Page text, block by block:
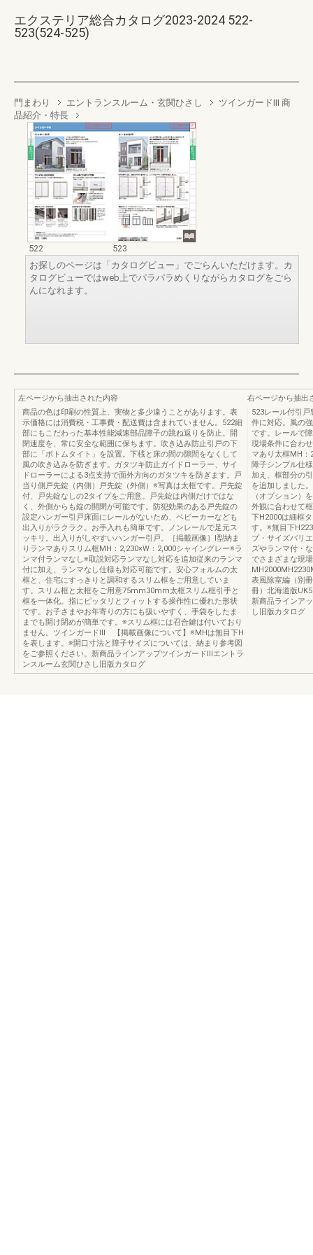
エクステリア総合カタログ2023-2024 522-
523(524-525)
門まわり エントランスルーム・玄関ひさし
ツインガードIII 商
品紹介・特長
522
523
お探しのページは「カタログビュー」でごらんいただけます。カ
タログビューではweb上でパラパラめくりながらカタログをごら
んになれます。
左ページから抽出された内容
商品の色は印刷の性質上、実物と多少違うことがあります。表
示価格には消費税・工事費・配送費は含まれていません。522細
部にもこだわった基本性能減速部品障子の跳ね返りを防止。開
閉速度を、常に安全な範囲に保ちます。吹き込み防止引戸の下
部に「ボトムタイト」を設置。下桟と床の間の隙間をなくして
風の吹き込みを防ぎます。ガタツキ防止ガイドローラー、サイ
ドローラーによる3点支持で面外方向のガタツキを防ぎます。戸
当り側戸先錠（内側）戸先錠（外側）※写真は太框です。戸先錠
付、戸先錠なしの2タイプをご用意。戸先錠は内側だけではな
く、外側からも錠の開閉が可能です。防犯効果のある戸先錠の
設定ハンガー引戸床面にレールがないため、ベビーカーなども
出入りがラクラク。お手入れも簡単です。ノンレールで足元ス
ッキリ。出入りがしやすいハンガー引戸。［掲載画像］Ⅰ型納ま
りランマありスリム框MH：2,230×W：2,000シャイングレー※ラ
ンマ付ランマなし※取説対応ランマなし対応を追加従来のランマ
付に加え、ランマなし仕様も対応可能です。安心フォルムの太
框と、住宅にすっきりと調和するスリム框をご用意していま
す。スリム框と太框をご用意75mm30mm太框スリム框引手と
框を一体化。指にピッタリとフィットする操作性に優れた形状
です。お子さまやお年寄りの方にも扱いやすく、手袋をしたま
までも開け閉めが簡単です。※スリム框には召合鍵は付いており
ません。ツインガードⅢ 【掲載画像について】※MHは無目下H
を表します。※開口寸法と障子サイズについては、納まり参考図
をご参照ください。新商品ラインアップツインガードⅢエントラ
ンスルーム玄関ひさし旧版カタログ
右ページから抽出
523レール付引
件に対応。風の
です。レールで
現場条件に合わ
マあり太框MH：
障子シンプル仕
加え、框部分の
を追加しました
（オプション）
外観に合わせて
下H2000は細框
す。※無目下
プ・サイズバリ
ズやランマ付・
でさまざまな現
表風除室編（別
冊）北海道版
新商品ラインア
し旧版カタログ